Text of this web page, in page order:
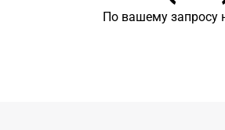
По вашему запросу